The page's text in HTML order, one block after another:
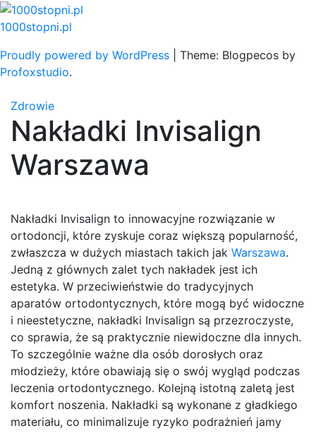
Skip
to
1000stopni.pl
Proudly powered by WordPress
Theme: Blogpecos by
Profoxstudio.
Zdrowie
Nakładki Invisalign
Warszawa
Nakładki Invisalign to innowacyjne rozwiązanie w
ortodoncji, które zyskuje coraz większą popularność,
zwłaszcza w dużych miastach takich jak Warszawa.
Jedną z głównych zalet tych nakładek jest ich
estetyka. W przeciwieństwie do tradycyjnych
aparatów ortodontycznych, które mogą być widoczne
i nieestetyczne, nakładki Invisalign są przezroczyste,
co sprawia, że są praktycznie niewidoczne dla innych.
To szczególnie ważne dla osób dorosłych oraz
młodzieży, które obawiają się o swój wygląd podczas
leczenia ortodontycznego. Kolejną istotną zaletą jest
komfort noszenia. Nakładki są wykonane z gładkiego
materiału, co minimalizuje ryzyko podrażnień jamy